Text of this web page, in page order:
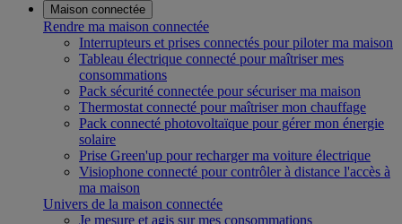
Maison connectée
Rendre ma maison connectée
Interrupteurs et prises connectés pour piloter ma maison
Tableau électrique connecté pour maîtriser mes
consommations
Pack sécurité connectée pour sécuriser ma maison
Thermostat connecté pour maîtriser mon chauffage
Pack connecté photovoltaïque pour gérer mon énergie
solaire
Prise Green'up pour recharger ma voiture électrique
Visiophone connecté pour contrôler à distance l'accès à
ma maison
Univers de la maison connectée
Je mesure et agis sur mes consommations